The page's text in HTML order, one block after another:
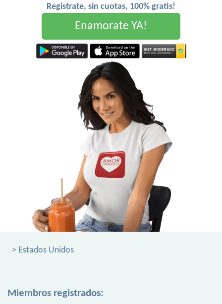
Registrate, sin cuotas, 100% gratis!
Enamorate YA!
> Estados Unidos
Miembros registrados: